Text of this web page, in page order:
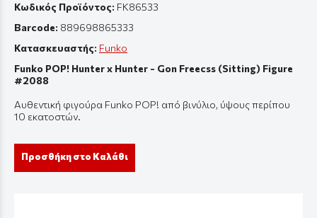
Κωδικός Προϊόντος: FK86533
Barcode: 889698865333
Κατασκευαστής: Funko
Funko POP! Hunter x Hunter - Gon Freecss (Sitting) Figure
#2088
Αυθεντική φιγούρα Funko POP! από βινύλιο, ύψους περίπου
10 εκατοστών.
Προσθήκη στο Καλάθι